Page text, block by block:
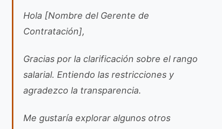
Hola [Nombre del Gerente de
Contratación],
Gracias por la clarificación sobre el rango
salarial. Entiendo las restricciones y
agradezco la transparencia.
Me gustaría explorar algunos otros